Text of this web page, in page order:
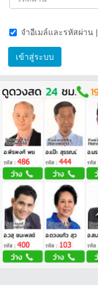
จำอีเมล์และรหัสผ่าน |
เข้าสู่ระบบ